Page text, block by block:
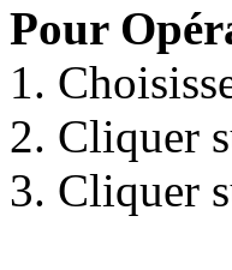
Pour
1.
2. Cliquer
3. Cliquer